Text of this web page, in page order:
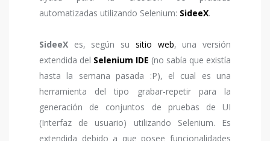
automatizadas utilizando Selenium: SideeX.
SideeX es, según su sitio web, una versión
extendida del Selenium IDE (no sabía que existía
hasta la semana pasada :P), el cual es una
herramienta del tipo grabar-repetir para la
generación de conjuntos de pruebas de UI
(Interfaz de usuario) utilizando Selenium. Es
extendida debido a que posee funcionalidades